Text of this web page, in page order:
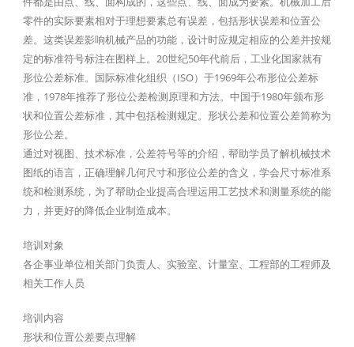
零件的实际要素相对于理想要素总有误差，包括形状误差和位置公
差。这类误差影响机械产品的功能，设计时应规定相应的公差并按规
定的标准符号标注在图样上。20世纪50年代前后，工业化国家就有
形位公差标准。国际标准化组织（ISO）于1969年公布形位公差标
准，1978年推荐了形位公差检测原理和方法。中国于1980年颁布形
状和位置公差标准，其中包括检测规定。形状公差和位置公差简称为
形位公差。
通过对视图、技术标准，公差符号等的介绍，帮助学员了解机械技术
图纸的语言，正确理解几何尺寸和形位公差的含义，学会尺寸标准系
统和检测系统，为了帮助企业提高合理运用工艺技术和测量系统的能
力，并更好的降低企业制造成本。
培训对象
各企事业单位相关部门负责人、实验室、计量室、工程部的工程师及
相关工作人员
培训内容
形状和位置公差要点理解